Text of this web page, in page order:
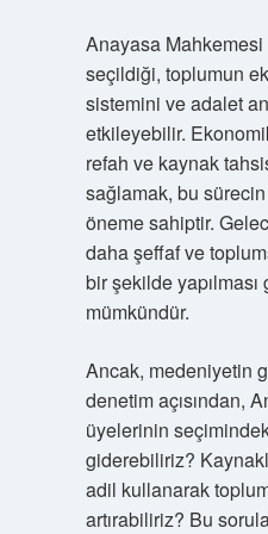
Anayasa Mahkemesi
seçildiği, toplumun
sistemini ve adalet
etkileyebilir.
refah ve kaynak
sağlamak, bu sürecin
öneme sahiptir.
daha şeffaf ve
bir şekilde
mümkündür.
Ancak, medeniyetin
denetim açısından,
üyelerinin
giderebiliriz?
adil kullanarak
artırabiliriz? Bu